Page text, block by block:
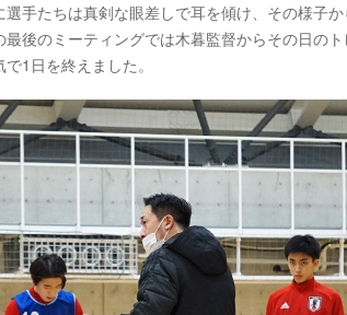
手たちは真剣な眼差しで耳を傾け、その様子
後のミーティングでは木暮監督からその日の
1日を終えました。